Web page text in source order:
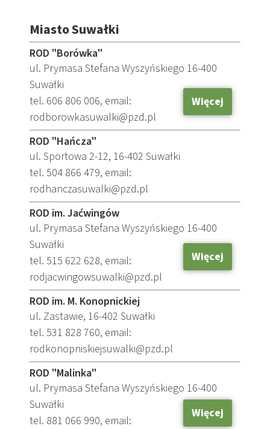
Więcej
Więcej
Więcej
Miasto Suwałki
ROD "Borówka"
ul. Prymasa Stefana Wyszyńskiego 16-400
Suwałki
tel. 606 806 006, email:
rodborowkasuwalki@pzd.pl
ROD "Hańcza"
ul. Sportowa 2-12, 16-402 Suwałki
tel. 504 866 479, email:
rodhanczasuwalki@pzd.pl
ROD im. Jaćwingów
ul. Prymasa Stefana Wyszyńskiego 16-400
Suwałki
tel. 515 622 628, email:
rodjacwingowsuwalki@pzd.pl
ROD im. M. Konopnickiej
ul. Zastawie, 16-402 Suwałki
tel. 531 828 760, email:
rodkonopniskiejsuwalki@pzd.pl
ROD "Malinka"
ul. Prymasa Stefana Wyszyńskiego 16-400
Suwałki
tel. 881 066 990, email: